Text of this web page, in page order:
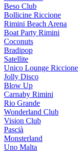
Beso Club
Bollicine Riccione
Rimini Beach Arena
Boat Party Rimini
Coconuts
Bradipop
Satellite
Unico Lounge Riccione
Jolly Disco
Blow Up
Carnaby Rimini
Rio Grande
Wonderland Club
Vision Club
Pascià
Monsterland
Uno Malta